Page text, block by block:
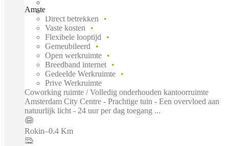
Amsterdam, Herengracht, Amsterdam, 1016 BX
Direct betrekken
Vaste kosten
Flexibele looptijd
Gemeubileerd
Open werkruimte
Breedband internet
Gedeelde Werkruimte
Prive Werkruimte
Coworking ruimte / Volledig onderhouden kantoorruimte
Amsterdam City Centre - Prachtige tuin - Een overvloed aan
natuurlijk licht - 24 uur per dag toegang ...
Rokin–0.4 Km